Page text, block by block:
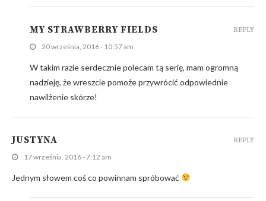
MY STRAWBERRY FIELDS
20 września, 2016 - 10:57 am
W takim razie serdecznie polecam tą serię, mam ogromną
nadzieję, że wreszcie pomoże przywrócić odpowiednie
nawilżenie skórze!
REPLY
JUSTYNA
17 września, 2016 - 7:12 am
Jednym słowem coś co powinnam spróbować
REPLY